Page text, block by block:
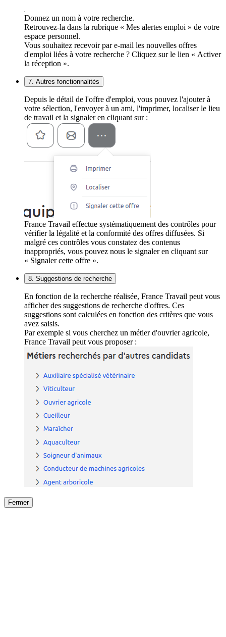
Donnez un nom à votre recherche.
Retrouvez-la dans la rubrique « Mes alertes emploi » de votre
espace personnel.
Vous souhaitez recevoir par e-mail les nouvelles offres
d'emploi liées à votre recherche ? Cliquez sur le lien « Activer
la réception ».
7. Autres fonctionnalités
Depuis le détail de l'offre d'emploi, vous pouvez l'ajouter à
votre sélection, l'envoyer à un ami, l'imprimer, localiser le lieu
de travail et la signaler en cliquant sur :
France Travail effectue systématiquement des contrôles pour
vérifier la légalité et la conformité des offres diffusées. Si
malgré ces contrôles vous constatez des contenus
inappropriés, vous pouvez nous le signaler en cliquant sur
« Signaler cette offre ».
8. Suggestions de recherche
En fonction de la recherche réalisée, France Travail peut vous
afficher des suggestions de recherche d'offres. Ces
suggestions sont calculées en fonction des critères que vous
avez saisis.
Par exemple si vous cherchez un métier d'ouvrier agricole,
France Travail peut vous proposer :
Fermer